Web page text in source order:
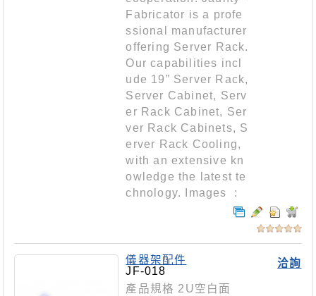
Fabricator is a profe
ssional manufacturer
offering Server Rack.
Our capabilities incl
ude 19” Server Rack,
Server Cabinet, Serv
er Rack Cabinet, Ser
ver Rack Cabinets, S
erver Rack Cooling,
with an extensive kn
owledge the latest te
chnology. Images :
洽詢
儀器架配件
JF-018
產品規格 2U空白面